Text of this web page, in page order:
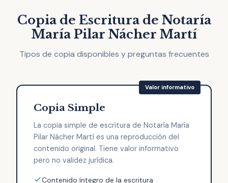
Copia de Escritura de Notaría
María Pilar Nácher Martí
Tipos de copia disponibles y preguntas frecuentes
Copia Simple
La copia simple de escritura de Notaría María
Pilar Nácher Martí es una reproducción del
contenido original. Tiene valor informativo
pero no validez jurídica.
Contenido íntegro de la escritura